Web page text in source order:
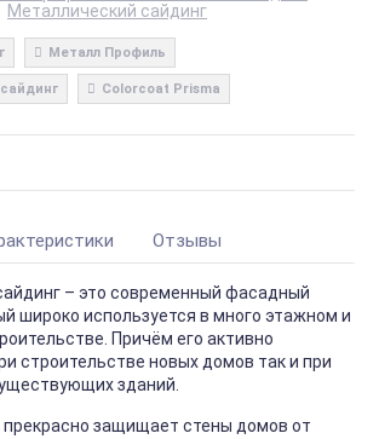
Металлический сайдинг
Металл Профиль
Colorcoat Prisma
Отзывы
– это современный фасадный
широко используется в много этажном и
Причём его активно
строительстве новых домов так и при
зданий.
защищает стены домов от